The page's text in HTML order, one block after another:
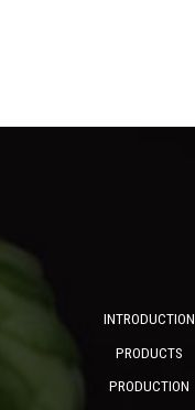
INTRODUCTION
PRODUCTS
PRODUCTION